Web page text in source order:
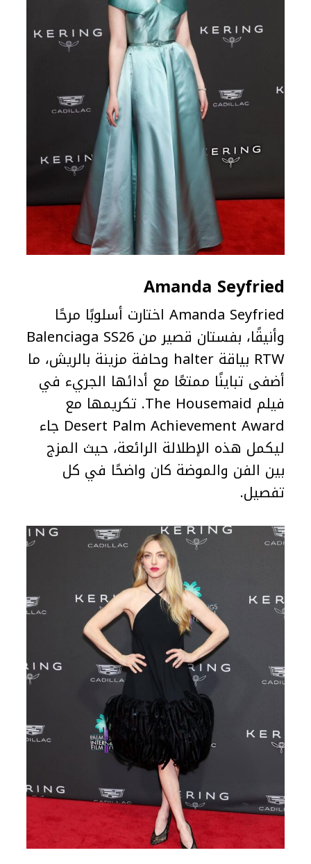
Amanda Seyfried
Amanda Seyfried اختارت أسلوبًا مرحًا
وأنيقًا، بفستان قصير من Balenciaga SS26
RTW بياقة halter وحافة مزينة بالريش، ما
أضفى تباينًا ممتعًا مع أدائها الجريء في
فيلم The Housemaid. تكريمها مع
Desert Palm Achievement Award جاء
ليكمل هذه الإطلالة الرائعة، حيث المزج
بين الفن والموضة كان واضحًا في كل
تفصيل.